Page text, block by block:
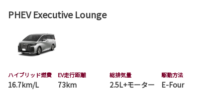
PHEV Executive Lounge
ハイブリッド燃費
16.7km/L
EV走行距離
73km
総排気量
2.5L+モーター
駆動方法
E-Four